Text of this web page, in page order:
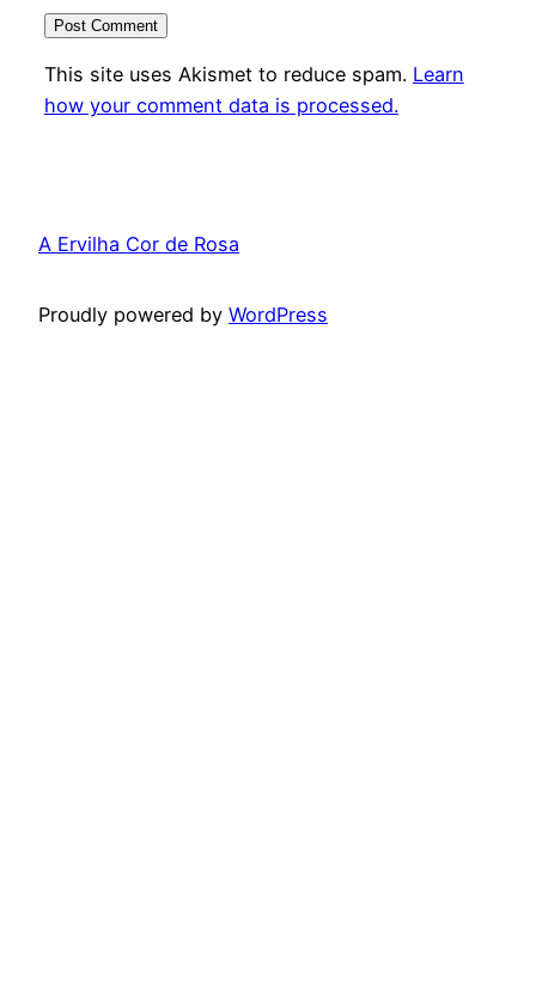
This site uses Akismet to reduce spam. Learn
how your comment data is processed.
A Ervilha Cor de Rosa
Proudly powered by WordPress